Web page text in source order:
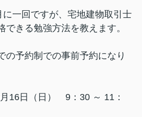
一回ですが、宅地建物取引士
できる勉強方法を教えます。
の予約制での事前予約になり
月16日（日） 9：30 ～ 11：